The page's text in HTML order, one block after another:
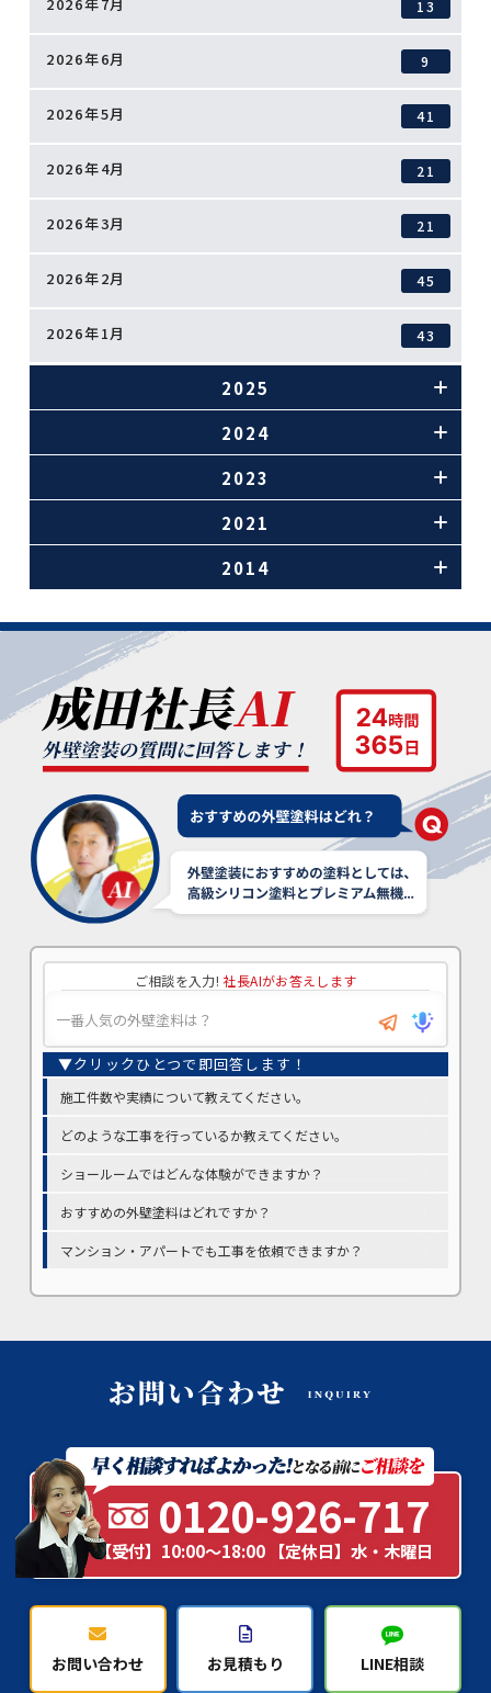
13
2026年6月 9
2026年5月 41
2026年4月 21
2026年3月 21
2026年2月 45
2026年1月 43
2025
2024
2023
2021
2014
ご相談を入力! 社長AIがお答えします
施工件数や実績について教えてください。
どのような工事を行っているか教えてください。
ショールームではどんな体験ができますか？
おすすめの外壁塗料はどれですか？
マンション・アパートでも工事を依頼できますか？
0120-926-717
【受付】10:00～18:00 【定休日】水・木曜日
お問い合わせ お見積もり LINE相談